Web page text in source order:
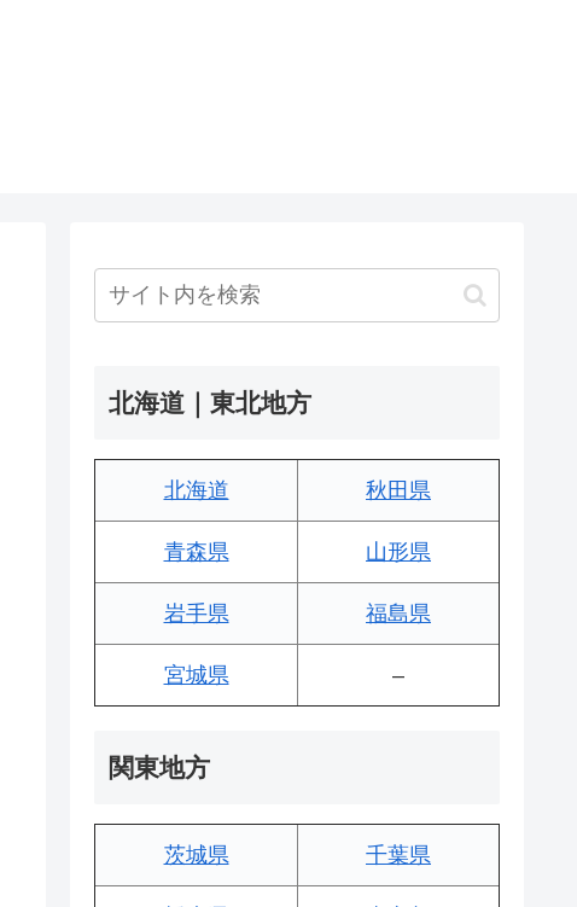
北海道｜東北地方
北海道 秋田県
青森県 山形県
岩手県 福島県
宮城県 –
関東地方
茨城県 千葉県